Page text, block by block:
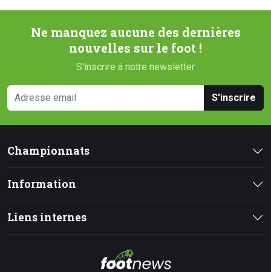
Ne manquez aucune des dernières
nouvelles sur le foot !
S'inscrire à notre newsletter
S'inscrire
Championnats
Information
Liens internes